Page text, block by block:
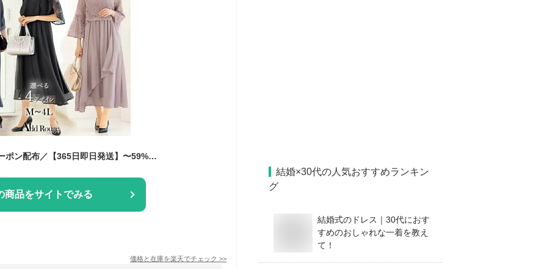
＼最大3000円OFFクーポン配布／【365日即日発送】〜59%OFF ドレス 結婚式 ワンピース フォーマル 着痩せ 低身長 ノースリーブ 母親 体型カバー 親族 ロング お呼ばれ 発表会 大人 20代 30代 40代 50代 セレモニー 母親 入学式 披露宴 ママ 大きいサイズ 試着チケット対象
商品をサイトでみる
価格と在庫を楽天でチェック >>
結婚×30代の人気おすすめランキン
グ
結婚式のドレス｜30代におす
すめのおしゃれな一着を教え
て！